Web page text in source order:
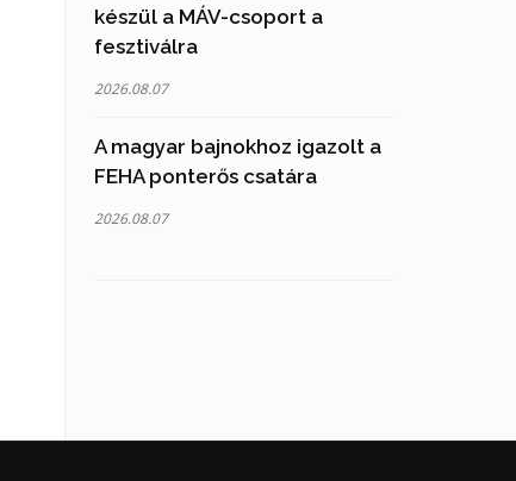
készül a MÁV-csoport a
fesztiválra
2026.08.07
A magyar bajnokhoz igazolt a
FEHA ponterős csatára
2026.08.07